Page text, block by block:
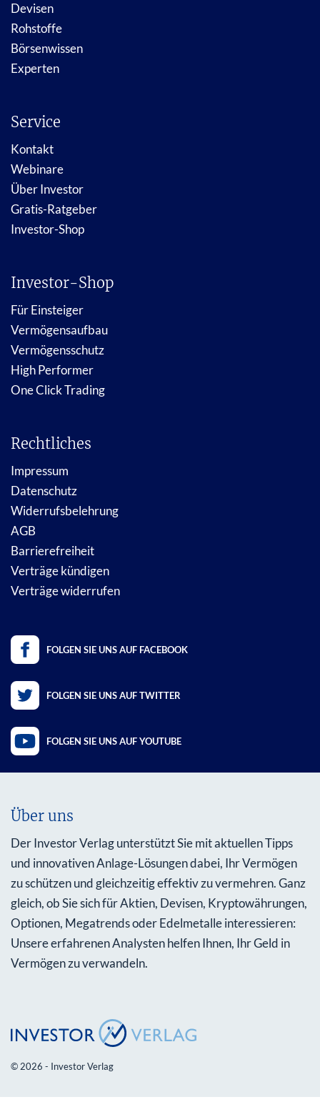
Devisen
Rohstoffe
Börsenwissen
Experten
Service
Kontakt
Webinare
Über Investor
Gratis-Ratgeber
Investor-Shop
Investor-Shop
Für Einsteiger
Vermögensaufbau
Vermögensschutz
High Performer
One Click Trading
Rechtliches
Impressum
Datenschutz
Widerrufsbelehrung
AGB
Barrierefreiheit
Verträge kündigen
Verträge widerrufen
FOLGEN SIE UNS AUF FACEBOOK
FOLGEN SIE UNS AUF TWITTER
FOLGEN SIE UNS AUF YOUTUBE
Über uns
Der Investor Verlag unterstützt Sie mit aktuellen Tipps
und innovativen Anlage-Lösungen dabei, Ihr Vermögen
zu schützen und gleichzeitig effektiv zu vermehren. Ganz
gleich, ob Sie sich für Aktien, Devisen, Kryptowährungen,
Optionen, Megatrends oder Edelmetalle interessieren:
Unsere erfahrenen Analysten helfen Ihnen, Ihr Geld in
Vermögen zu verwandeln.
© 2026 - Investor Verlag